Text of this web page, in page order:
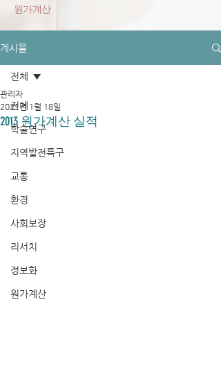
원가계산
게시물
전체
학술연구
지역발전특구
교통
환경
사회보장
리서치
정보화
원가계산
전체
2013 원가계산 실적
관리자
2021년 1월 18일